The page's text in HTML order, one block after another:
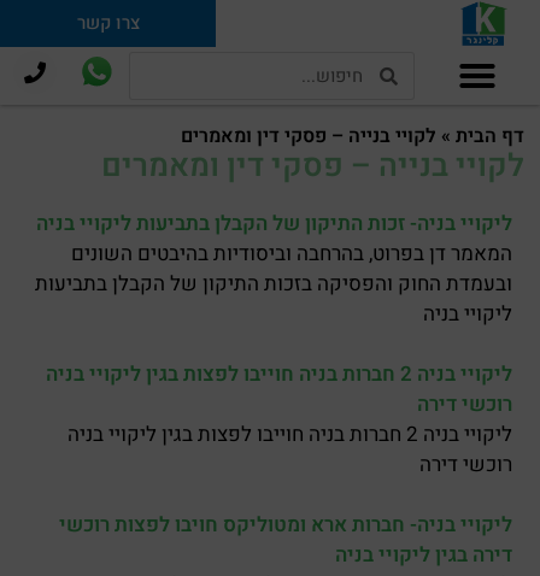
צרו קשר
דף הבית » לקויי בנייה – פסקי דין ומאמרים
לקויי בנייה – פסקי דין ומאמרים
ליקויי בניה- זכות התיקון של הקבלן בתביעות ליקויי בניה
המאמר דן בפרוט, בהרחבה וביסודיות בהיבטים השונים
ובעמדת החוק והפסיקה בזכות התיקון של הקבלן בתביעות
ליקויי בניה
ליקויי בניה 2 חברות בניה חוייבו לפצות בגין ליקויי בניה
רוכשי דירה
ליקויי בניה 2 חברות בניה חוייבו לפצות בגין ליקויי בניה
רוכשי דירה
ליקויי בניה- חברות ארא ומטוליקס חויבו לפצות רוכשי
דירה בגין ליקויי בניה